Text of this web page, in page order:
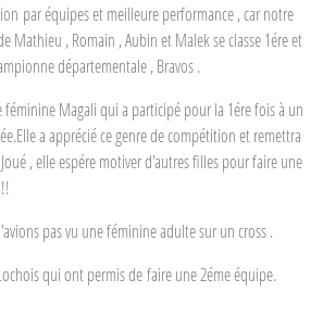
par équipes et meilleure performance , car notre
Mathieu , Romain , Aubin et Malek se classe 1ére et
départementale , Bravos .
féminine Magali qui a participé pour la 1ére fois à un
a apprécié ce genre de compétition et remettra
, elle espére motiver d'autres filles pour faire une
pas vu une féminine adulte sur un cross .
qui ont permis de faire une 2éme équipe.